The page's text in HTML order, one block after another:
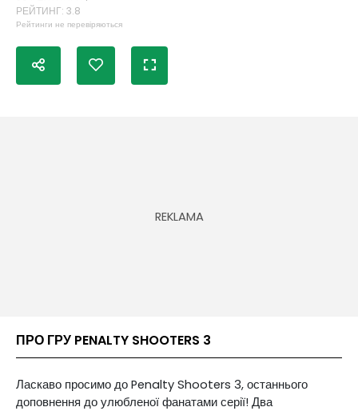
РЕЙТИНГ: 3.8
Рейтинги не перевіряються
ПРО ГРУ PENALTY SHOOTERS 3
Ласкаво просимо до Penalty Shooters 3, останнього
доповнення до улюбленої фанатами серії! Два